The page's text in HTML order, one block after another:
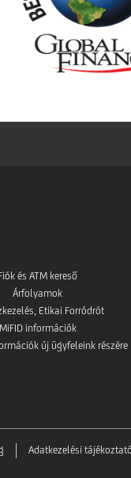
és ATM kereső
Árfolyamok
Etikai Forródrót
MiFID információk
új ügyfeleink részére
Adatkezelési